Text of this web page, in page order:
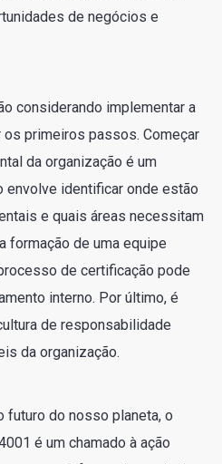
de negócios e
considerando implementar a
primeiros passos. Começar
da organização é um
identificar onde estão
e quais áreas necessitam
formação de uma equipe
de certificação pode
interno. Por último, é
de responsabilidade
da organização.
futuro do nosso planeta, o
é um chamado à ação